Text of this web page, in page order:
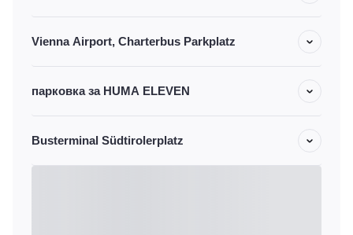
Vienna Airport, Charterbus Parkplatz
парковка за HUMA ELEVEN
Busterminal Südtirolerplatz